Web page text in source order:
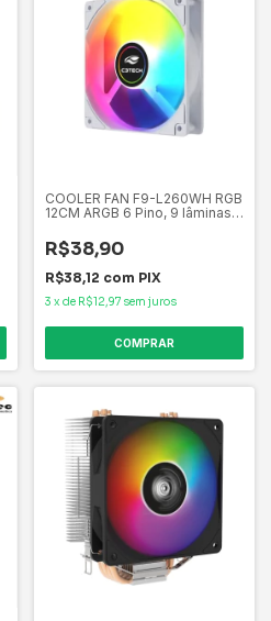
COOLER FAN F9-L260WH RGB
12CM ARGB 6 Pino, 9 lâminas
R$38,90
R$38,12 com PIX
3 x de R$12,97 sem juros